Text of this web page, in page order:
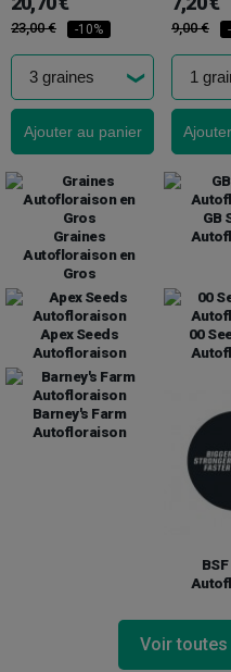
23,00 € -10%
Ajouter au panier
9,00 €
Graines
Autofloraison en
Gros
GB
Apex Seeds
Autofloraison
00
Barney's Farm
Autofloraison
Voir